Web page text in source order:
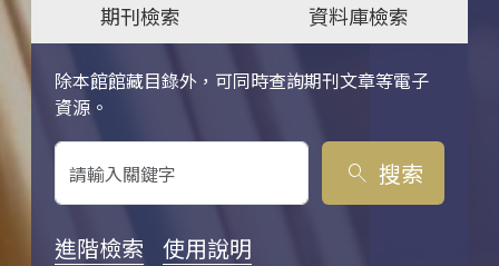
期刊檢索
資料庫檢索
除本館館藏目錄外，可同時查詢期刊文章等電子
資源。
關鍵字搜尋
search 搜索
進階檢索 使用說明